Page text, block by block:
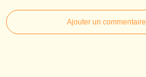
Ajouter un commentaire